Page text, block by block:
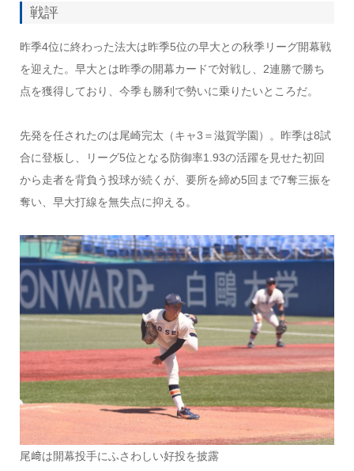
戦評
昨季4位に終わった法大は昨季5位の早大との秋季リーグ開幕戦
を迎えた。早大とは昨季の開幕カードで対戦し、2連勝で勝ち
点を獲得しており、今季も勝利で勢いに乗りたいところだ。
先発を任されたのは尾崎完太（キャ3＝滋賀学園）。昨季は8試
合に登板し、リーグ5位となる防御率1.93の活躍を見せた初回
から走者を背負う投球が続くが、要所を締め5回まで7奪三振を
奪い、早大打線を無失点に抑える。
尾﨑は開幕投手にふさわしい好投を披露